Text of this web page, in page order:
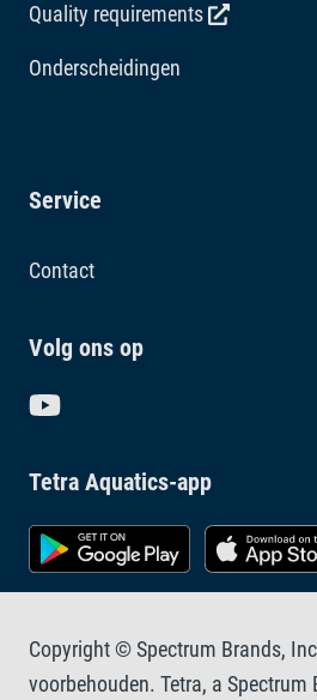
Quality requirements
Onderscheidingen
Service
Contact
Volg ons op
Tetra Aquatics-app
Copyright © Spectrum Brands,
voorbehouden. Tetra, a Spectrum